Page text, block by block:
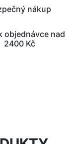
nákup
objednávce nad
2400 Kč